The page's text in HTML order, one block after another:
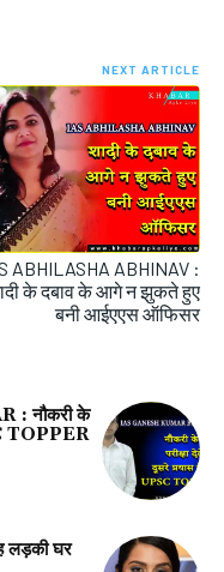
NEXT ARTICLE
ABHILASHA ABHINAV :
के दबाव के आगे न झुकते हुए
बनी आईएएस ऑफिसर
: नौकरी के
TOPPER
लड़की घर